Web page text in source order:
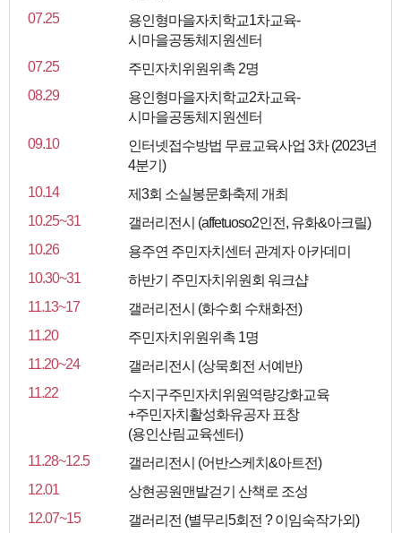
07.25
용인형마을자치학교1차교육-
시마을공동체지원센터
07.25
주민자치위원위촉 2명
08.29
용인형마을자치학교2차교육-
시마을공동체지원센터
09.10
인터넷접수방법 무료교육사업 3차 (2023년
4분기)
10.14
제3회 소실봉문화축제 개최
10.25~31
갤러리전시 (affetuoso2인전, 유화&아크릴)
10.26
용주연 주민자치센터 관계자 아카데미
10.30~31
하반기 주민자치위원회 워크샵
11.13~17
갤러리전시 (화수회 수채화전)
11.20
주민자치위원위촉 1명
11.20~24
갤러리전시 (상묵회전 서예반)
11.22
수지구주민자치위원역량강화교육
+주민자치활성화유공자 표창
(용인산림교육센터)
11.28~12.5
갤러리전시 (어반스케치&아트전)
12.01
상현공원맨발걷기 산책로 조성
12.07~15
갤러리전 (별무리5회전 ? 이임숙작가외)